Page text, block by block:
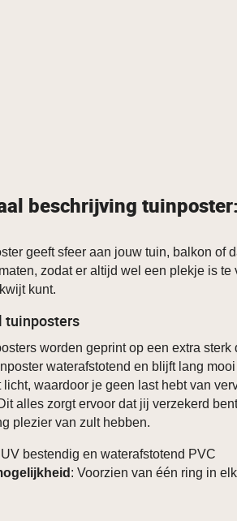
beschrijving tuinposter:
geeft sfeer aan jouw tuin, balkon of
zodat er altijd wel een plekje is te
kunt.
tuinposters
worden geprint op een extra
waterafstotend en blijft lang
licht, waardoor je geen last hebt van
alles zorgt ervoor dat jij verzekerd
plezier van zult hebben.
UV bestendig en waterafstotend PVC
: Voorzien van één ring in